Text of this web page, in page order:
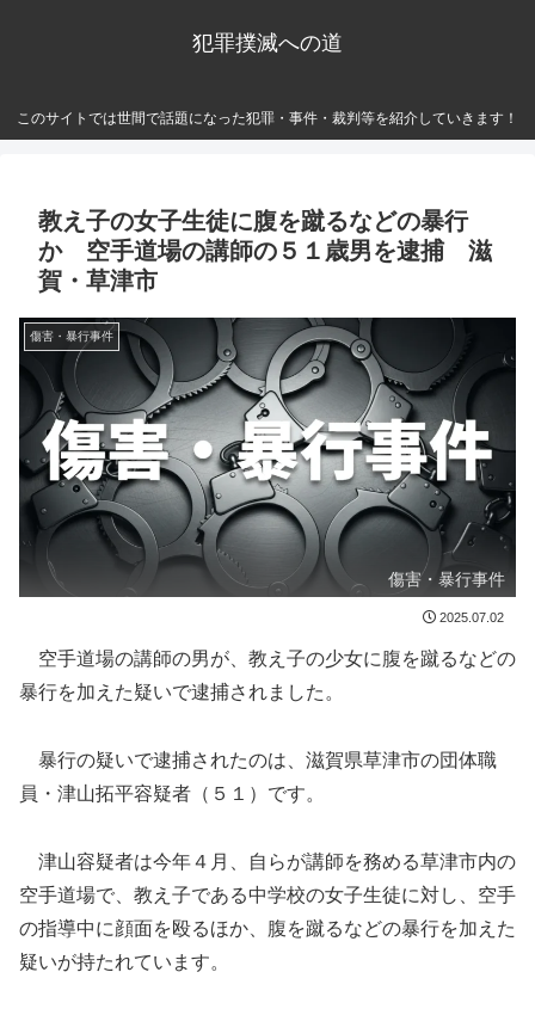
犯罪撲滅への道
このサイトでは世間で話題になった犯罪・事件・裁判等を紹介していきます！
教え子の女子生徒に腹を蹴るなどの暴行
か 空手道場の講師の５１歳男を逮捕 滋
賀・草津市
傷害・暴行事件
傷害・暴行事件
2025.07.02
空手道場の講師の男が、教え子の少女に腹を蹴るなどの
暴行を加えた疑いで逮捕されました。
暴行の疑いで逮捕されたのは、滋賀県草津市の団体職
員・津山拓平容疑者（５１）です。
津山容疑者は今年４月、自らが講師を務める草津市内の
空手道場で、教え子である中学校の女子生徒に対し、空手
の指導中に顔面を殴るほか、腹を蹴るなどの暴行を加えた
疑いが持たれています。